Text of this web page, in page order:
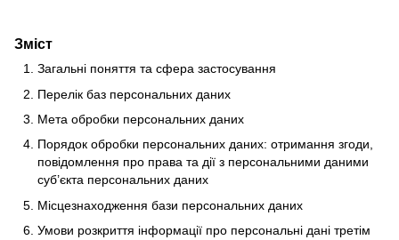
Зміст
Загальні поняття та сфера застосування
Перелік баз персональних даних
Мета обробки персональних даних
Порядок обробки персональних даних: отримання згоди,
повідомлення про права та дії з персональними даними
суб’єкта персональних даних
Місцезнаходження бази персональних даних
Умови розкриття інформації про персональні дані третім